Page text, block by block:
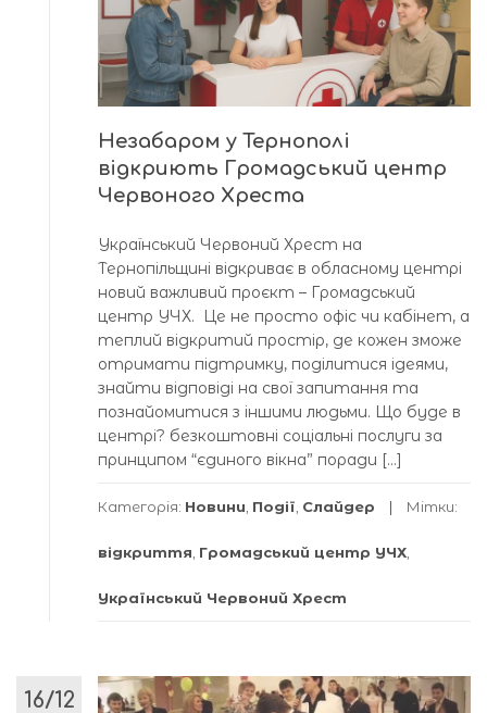
Незабаром у Тернополі
відкриють Громадський центр
Червоного Хреста
Український Червоний Хрест на
Тернопільщині відкриває в обласному центрі
новий важливий проєкт – Громадський
центр УЧХ. Це не просто офіс чи кабінет, а
теплий відкритий простір, де кожен зможе
отримати підтримку, поділитися ідеями,
знайти відповіді на свої запитання та
познайомитися з іншими людьми. Що буде в
центрі? безкоштовні соціальні послуги за
принципом “єдиного вікна” поради […]
Категорія: Новини, Події, Слайдер Мітки:
відкриття, Громадський центр УЧХ,
Український Червоний Хрест
16/12